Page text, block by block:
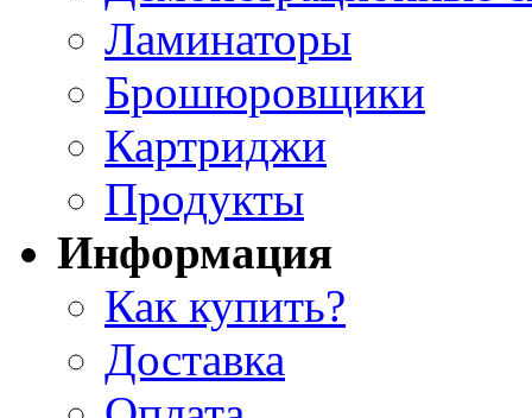
Ламинаторы
Брошюровщики
Картриджи
Продукты
Информация
Как купить?
Доставка